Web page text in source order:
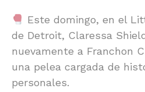
Este domingo, en el
de Detroit, Claressa
nuevamente a Franchon
una pelea cargada de
personales.